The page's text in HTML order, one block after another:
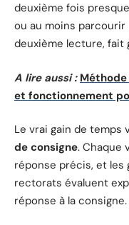
deuxième fois
ou au moins
deuxième lecture, fait
A lire aussi : Méthode
et fonctionnement
Le vrai gain de temps
de consigne. Chaque
réponse précis, et les
rectorats évaluent
réponse à la consigne.